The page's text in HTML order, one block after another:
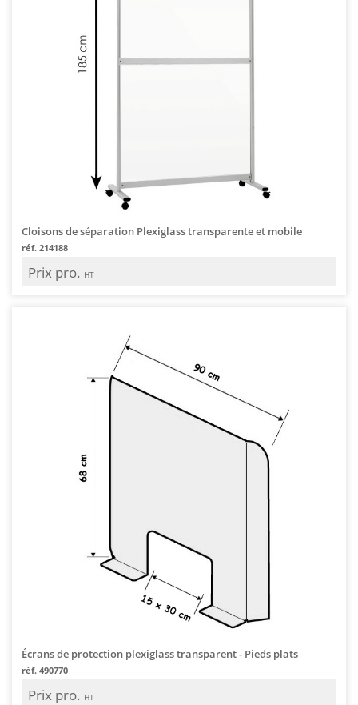
Cloisons de séparation Plexiglass transparente et mobile
réf. 214188
Prix pro. HT
Écrans de protection plexiglass transparent - Pieds plats
réf. 490770
Prix pro. HT